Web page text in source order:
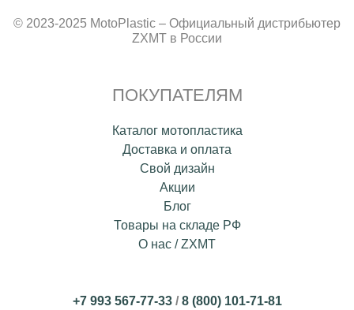
© 2023-2025 MotoPlastic – Официальный дистрибьютер
ZXMT в России
ПОКУПАТЕЛЯМ
Каталог мотопластика
Доставка и оплата
Свой дизайн
Акции
Блог
Товары на складе РФ
О нас / ZXMT
+7 993 567-77-33/8 (800) 101-71-81